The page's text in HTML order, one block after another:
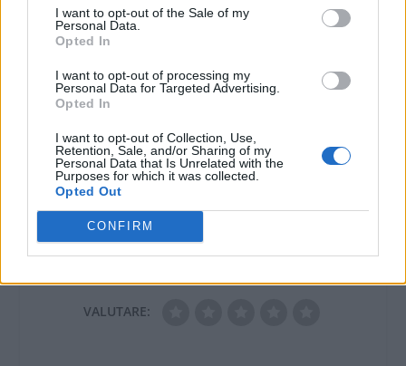
I want to opt-out of the Sale of my
Personal Data.
Opted In
I want to opt-out of processing my
Personal Data for Targeted Advertising.
Opted In
I want to opt-out of Collection, Use,
Retention, Sale, and/or Sharing of my
Personal Data that Is Unrelated with the
Purposes for which it was collected.
Opted Out
CONFIRM
tranquilla, ma io
continuerò a vigilare”
dice Vittoria Colacino
11 Novembre 2015
In "Tortona"
VALUTARE: